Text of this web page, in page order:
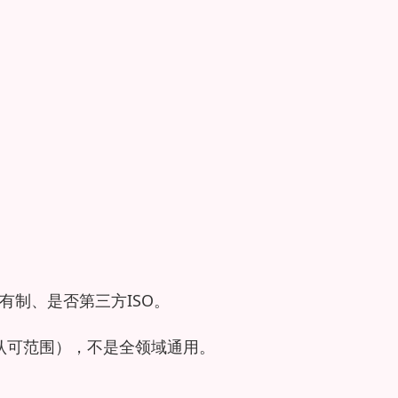
制、是否第三方ISO。
范围），不是全领域通用。